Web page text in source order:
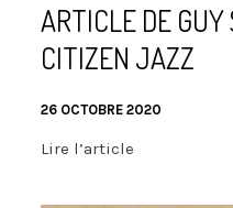
ARTICLE DE
CITIZEN JAZZ
26 OCTOBRE 2020
Lire l’article